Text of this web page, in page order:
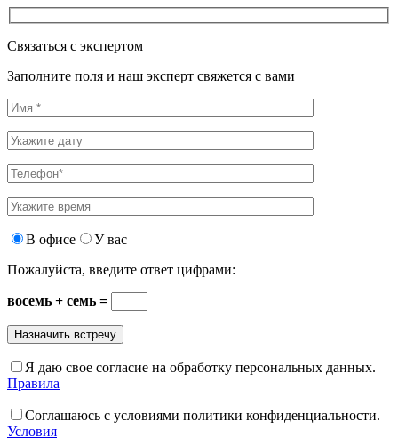
Связаться с экспертом
Заполните поля и наш эксперт свяжется с вами
В офисе
У вас
Пожалуйста, введите ответ цифрами:
восемь + семь =
Я даю свое согласие на обработку персональных данных.
Правила
Соглашаюсь с условиями политики конфиденциальности.
Условия